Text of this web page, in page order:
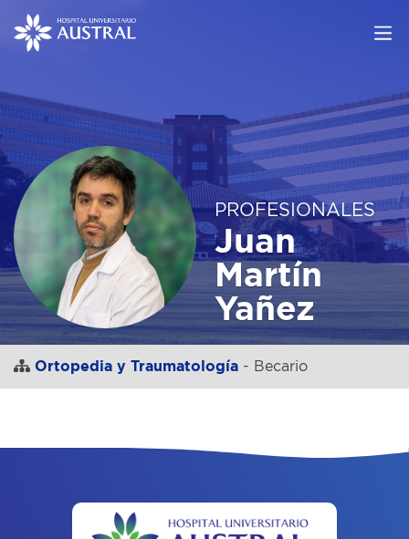
PROFESIONALES
Juan
Martín
Yañez
Ortopedia y Traumatología - Becario